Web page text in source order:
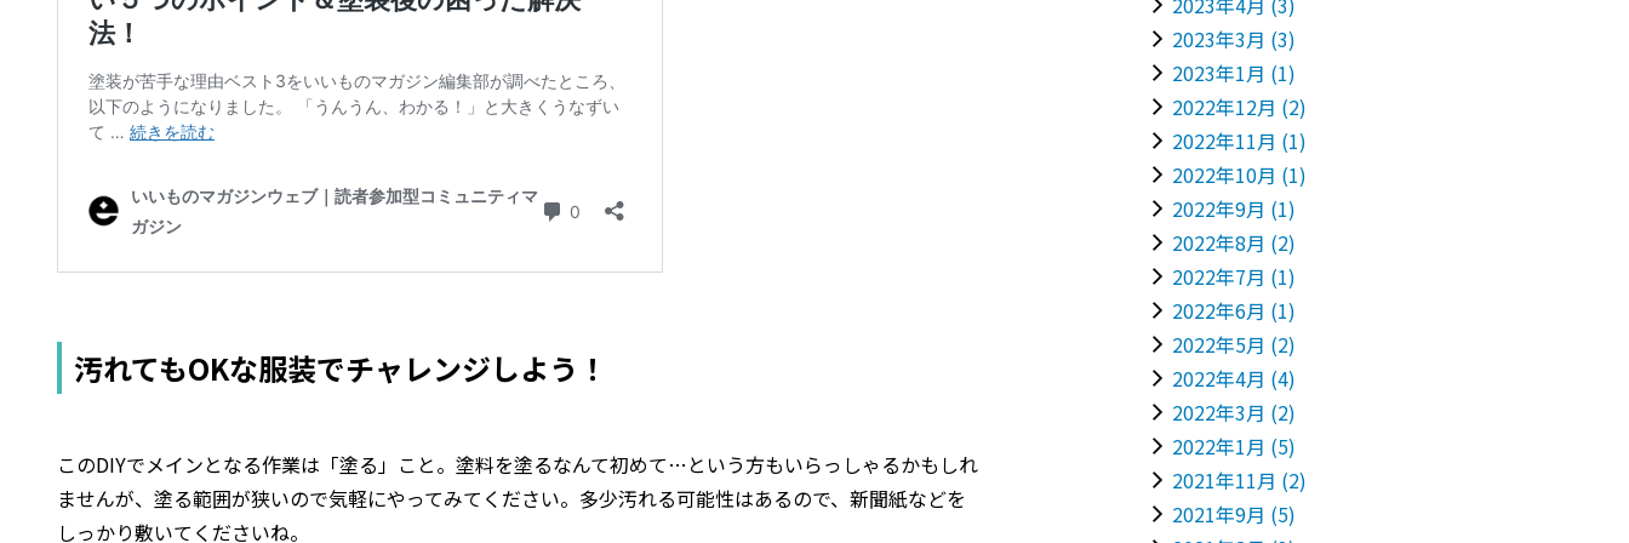
汚れてもOKな服装でチャレンジしよう！
このDIYでメインとなる作業は「塗る」こと。塗料を塗るなんて初めて…という方もいらっしゃるかもしれ
ませんが、塗る範囲が狭いので気軽にやってみてください。多少汚れる可能性はあるので、新聞紙などを
しっかり敷いてくださいね。
2023年3月 (3)
2023年1月 (1)
2022年12月 (2)
2022年11月 (1)
2022年10月 (1)
2022年9月 (1)
2022年8月 (2)
2022年7月 (1)
2022年6月 (1)
2022年5月 (2)
2022年4月 (4)
2022年3月 (2)
2022年1月 (5)
2021年11月 (2)
2021年9月 (5)